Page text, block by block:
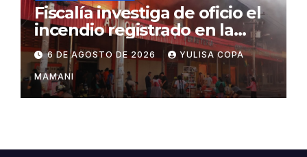
Fiscalía investiga de oficio el
incendio registrado en la
feria Barrio Lindo
6 DE AGOSTO DE 2026 YULISA COPA
MAMANI